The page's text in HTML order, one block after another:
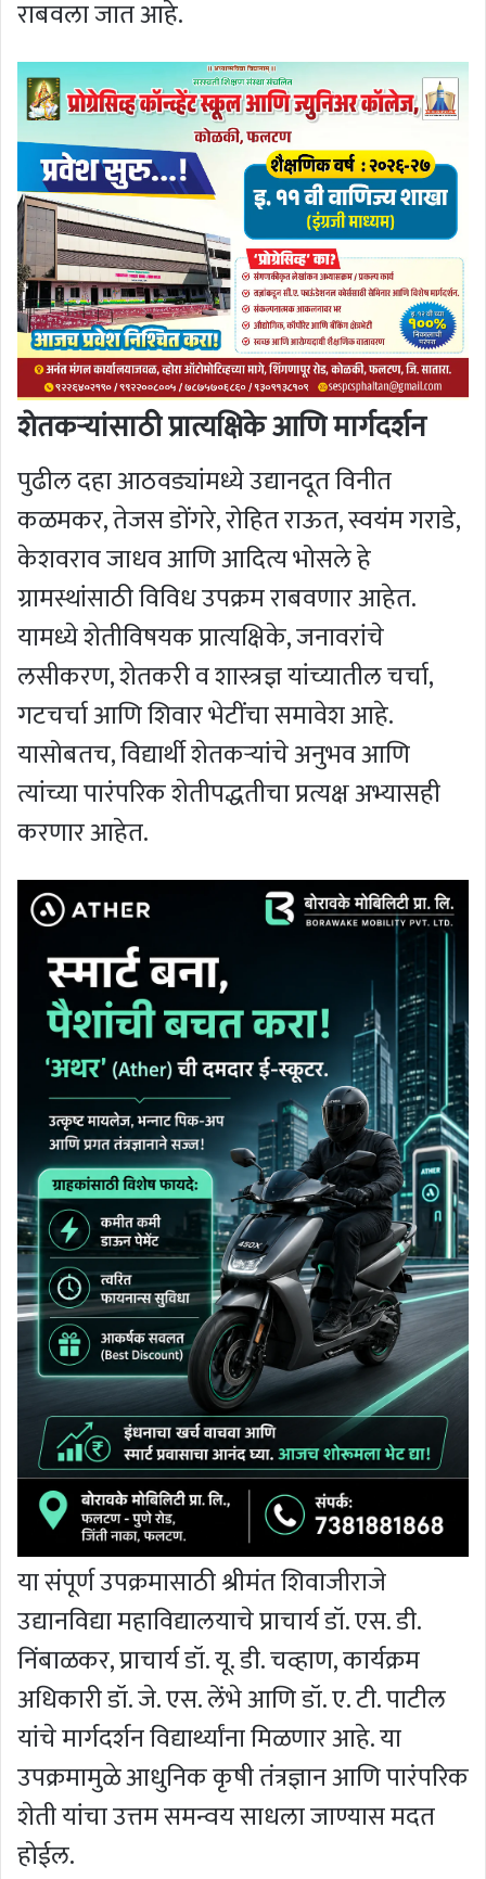
राबवला जात आहे.
शेतकऱ्यांसाठी प्रात्यक्षिके आणि मार्गदर्शन
पुढील दहा आठवड्यांमध्ये उद्यानदूत विनीत
कळमकर, तेजस डोंगरे, रोहित राऊत, स्वयंम गराडे,
केशवराव जाधव आणि आदित्य भोसले हे
ग्रामस्थांसाठी विविध उपक्रम राबवणार आहेत.
यामध्ये शेतीविषयक प्रात्यक्षिके, जनावरांचे
लसीकरण, शेतकरी व शास्त्रज्ञ यांच्यातील चर्चा,
गटचर्चा आणि शिवार भेटींचा समावेश आहे.
यासोबतच, विद्यार्थी शेतकऱ्यांचे अनुभव आणि
त्यांच्या पारंपरिक शेतीपद्धतीचा प्रत्यक्ष अभ्यासही
करणार आहेत.
या संपूर्ण उपक्रमासाठी श्रीमंत शिवाजीराजे
उद्यानविद्या महाविद्यालयाचे प्राचार्य डॉ. एस. डी.
निंबाळकर, प्राचार्य डॉ. यू. डी. चव्हाण, कार्यक्रम
अधिकारी डॉ. जे. एस. लेंभे आणि डॉ. ए. टी. पाटील
यांचे मार्गदर्शन विद्यार्थ्यांना मिळणार आहे. या
उपक्रमामुळे आधुनिक कृषी तंत्रज्ञान आणि पारंपरिक
शेती यांचा उत्तम समन्वय साधला जाण्यास मदत
होईल.